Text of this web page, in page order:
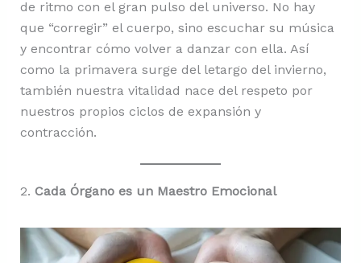
de ritmo con el gran pulso del universo. No hay
que “corregir” el cuerpo, sino escuchar su música
y encontrar cómo volver a danzar con ella. Así
como la primavera surge del letargo del invierno,
también nuestra vitalidad nace del respeto por
nuestros propios ciclos de expansión y
contracción.
2. Cada Órgano es un Maestro Emocional